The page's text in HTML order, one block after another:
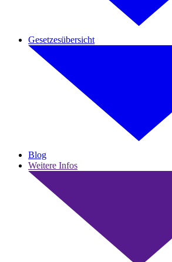
Gesetzesübersicht
Blog
Weitere Infos